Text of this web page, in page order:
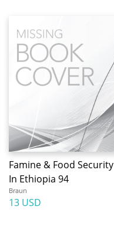
Famine & Food Security
In Ethiopia 94
Braun
13 USD